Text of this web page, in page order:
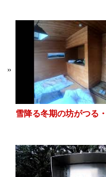
雪降る冬期の坊がつる